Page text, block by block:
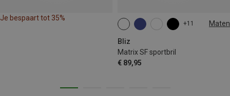
Je bespaart tot 35%
+11 Maten
Bliz
Matrix SF sportbril
€ 89,95
ONE SIZE